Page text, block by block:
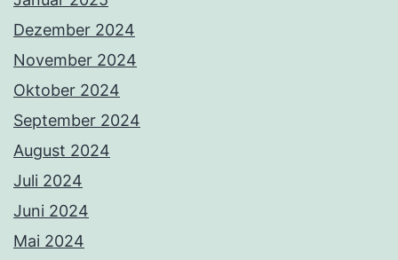
Dezember 2024
November 2024
Oktober 2024
September 2024
August 2024
Juli 2024
Juni 2024
Mai 2024